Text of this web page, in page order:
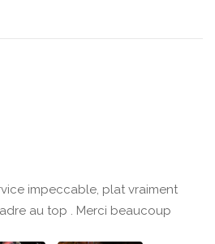
impeccable, plat vraiment
au top . Merci beaucoup